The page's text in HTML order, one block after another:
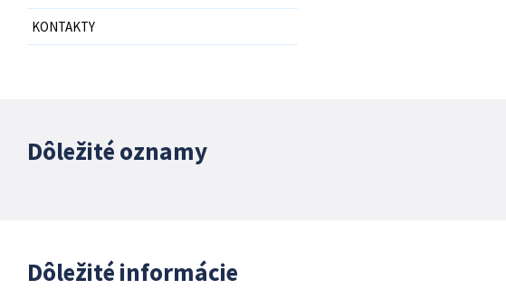
KONTAKTY
Dôležité oznamy
Dôležité informácie